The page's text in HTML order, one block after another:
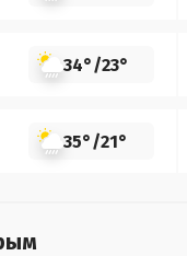
34°/23°
35°/21°